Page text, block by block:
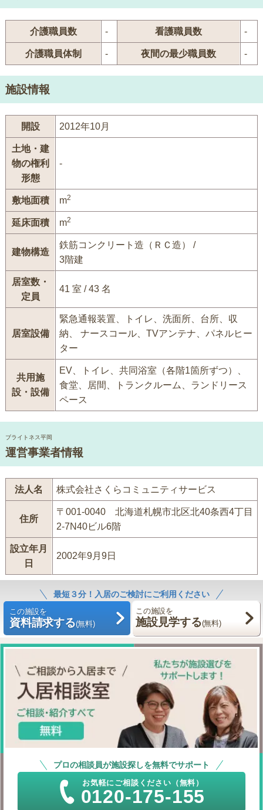
介護職員数 - 看護職員数 -
介護職員体制 - 夜間の最少職員数 -
施設情報
開設 2012年10月
土地・建
物の権利
形態
-
敷地面積 m2
延床面積 m2
建物構造
鉄筋コンクリート造（ＲＣ造） /
3階建
居室数・
定員
41 室 / 43 名
居室設備
緊急通報装置、トイレ、洗面所、台所、収
納、 ナースコール、TVアンテナ、パネルヒー
ター
共用施
設・設備
EV、トイレ、共同浴室（各階1箇所ずつ）、
食堂、居間、トランクルーム、ランドリース
ペース
ブライトネス平岡
運営事業者情報
法人名 株式会社さくらコミュニティサービス
住所
〒001-0040 北海道札幌市北区北40条西4丁目
2-7N40ビル6階
設立年月
日
2002年9月9日
最短３分！入居のご検討にご利用ください
この施設を
資料請求する(無料)
この施設を
施設見学する(無料)
プロの相談員が施設探しを無料でサポート
お気軽にご相談ください（無料）
0120-175-155